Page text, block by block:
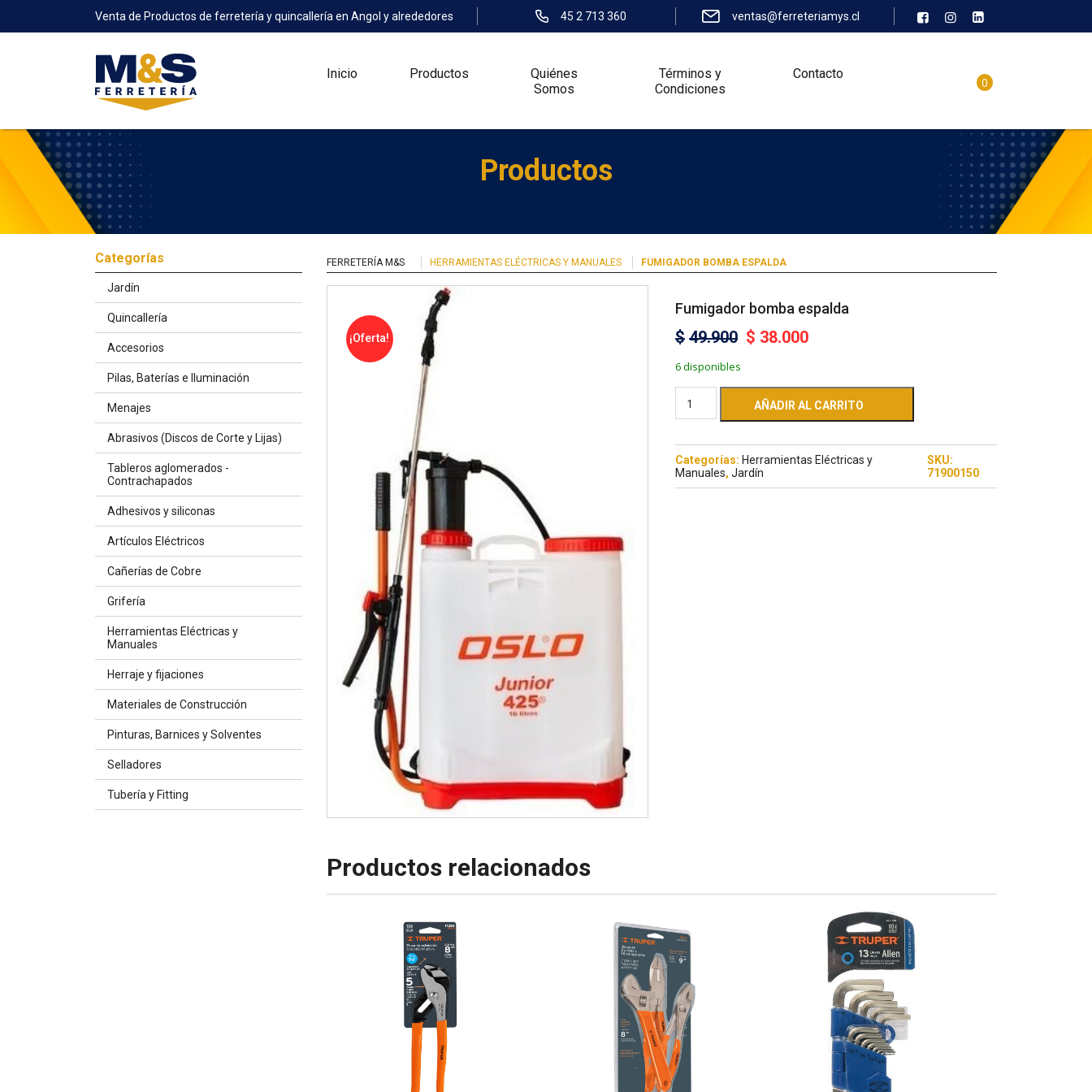
Venta de Productos de ferretería y quincallería en Angol y alrededores 45 2 713 360 ventas@ferreteriamys.cl
Inicio Productos
Quiénes
Somos
Términos y
Condiciones
Contacto
0
Productos
Categorías
Jardín
Quincallería
Accesorios
Pilas, Baterías e Iluminación
Menajes
Abrasivos (Discos de Corte y Lijas)
Tableros aglomerados -
Contrachapados
Adhesivos y siliconas
Artículos Eléctricos
Cañerías de Cobre
Grifería
Herramientas Eléctricas y
Manuales
Herraje y fijaciones
Materiales de Construcción
Pinturas, Barnices y Solventes
Selladores
Tubería y Fitting
FERRETERÍA M&S HERRAMIENTAS ELÉCTRICAS Y MANUALES FUMIGADOR BOMBA ESPALDA
¡Oferta!
Fumigador bomba espalda
$ 49.900 $ 38.000
6 disponibles
AÑADIR AL CARRITO
Categorías: Herramientas Eléctricas y
Manuales, Jardín
SKU:
71900150
Productos relacionados